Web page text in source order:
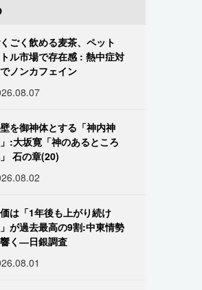
ごく飲める麦茶、ペット
ル市場で存在感 : 熱中症対
ノンカフェイン
を御神体とする「神内神
:大坂寛「神のあるところ
石の章(20)
は「1年後も上がり続け
が過去最高の9割:中東情勢
く―日銀調査